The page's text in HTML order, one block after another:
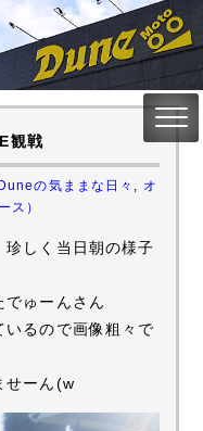
観戦
Duneの気ままな日々
オ
ス）
しく当日朝の様子
でゅーんさん
いるので画像粗々で
せーん(w